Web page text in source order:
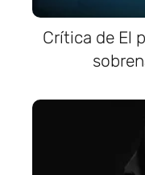
Crítica de El